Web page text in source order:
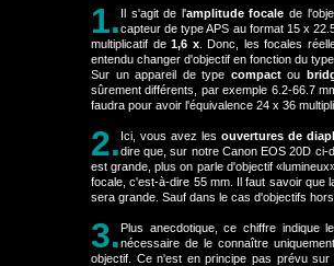
1. Il s'agit de l'amplitude focale de
capteur de type APS au format 15 x
multiplicatif de1,6 x. Donc, les focales
entendu changer d'objectif en fonction du
Sur un appareil de type compactou
sûrement différents, par exemple 6.2-66.7
faudra pour avoir l'équivalence 24 x 36
2. Ici, vous avez les ouvertures de
dire que, sur notre Canon EOS 20D
est grande, plus on parle d'objectif
focale, c'est-à-dire 55 mm. Il faut savoir que
sera grande. Sauf dans le cas d'objectifs
3.Plus anecdotique, ce chiffre indique
nécessaire de le connaître
objectif. Ce n'est en principe pas prévu